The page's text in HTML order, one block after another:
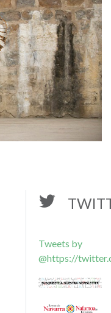
Tweets by
@https://
Imagen
Imagen